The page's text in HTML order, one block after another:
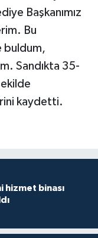
Başkanımız
Bu
buldum,
Sandıkta 35-
kaydetti.
hizmet binası